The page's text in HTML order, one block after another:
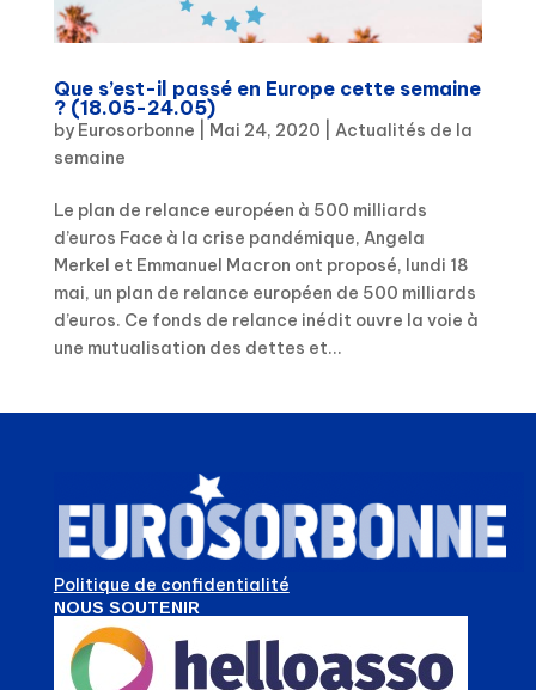
Que s’est-il passé en Europe cette semaine
? (18.05-24.05)
by Eurosorbonne Mai 24, 2020
Actualités de la
semaine
Le plan de relance européen à 500 milliards
d’euros Face à la crise pandémique, Angela
Merkel et Emmanuel Macron ont proposé, lundi 18
mai, un plan de relance européen de 500 milliards
d’euros. Ce fonds de relance inédit ouvre la voie à
une mutualisation des dettes et...
Politique de confidentialité
NOUS SOUTENIR